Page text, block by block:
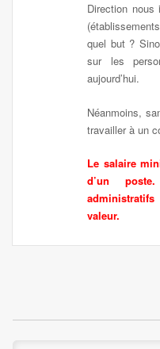
Direction nous
quel but ?
sur les
aujourd’hui.
Néanmoins,
travailler à un
Le salaire
d’un
valeur.